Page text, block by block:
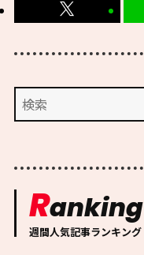
Ranking
週間人気記事ランキング